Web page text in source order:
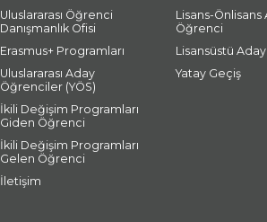
Uluslararası Öğrenci
Danışmanlık Ofisi
Erasmus+ Programları
Uluslararası Aday
Öğrenciler (YÖS)
İkili Değişim Programları
Giden Öğrenci
İkili Değişim Programları
Gelen Öğrenci
İletişim
Lisans-Önlisans
Öğrenci
Lisansüstü
Yatay Geçiş